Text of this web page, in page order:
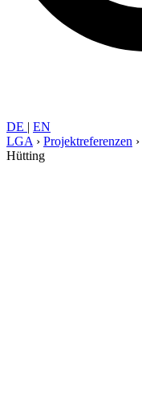
DE
EN
LGA › Projekt­referenzen ›
Hütting